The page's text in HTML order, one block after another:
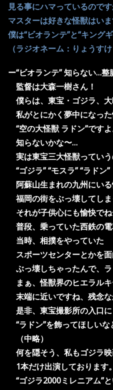
見る事にハマっているので
マスターは好きな怪獣はい
僕は“ビオランテ”と“キング
（ラジオネーム：りょうす
ー“ビオランテ” 知らない…整
監督は大森一樹さん！
僕らは、東宝・ゴジラ、大
私がとにかく夢中になっ
“空の大怪獣 ラドン”ですよ
知らないかな〜…
実は東宝三大怪獣ってい
“ゴジラ” “モスラ” “ラドン”
阿蘇山生まれの九州にいる
福岡の街をぶっ壊してしま
それが子供心にも愉快で
普段、乗っていた西鉄の
当時、相撲をやっていた
スポーツセンターとかを
ぶっ壊しちゃったんで、ラ
まぁ、怪獣界のヒエラル
末端に近いですね、残念な
是非、東宝撮影所の入口に
“ラドン”を飾ってほしいな
（中略）
何を隠そう、私もゴジラ
1本だけ出演しております。
“ゴジラ2000ミレニアム”と